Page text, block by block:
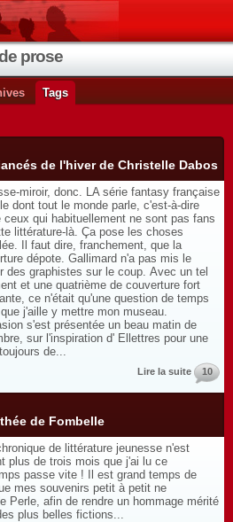
prose
Tags
de l'hiver de Christelle Dabos
miroir, donc. LA série fantasy française
dont tout le monde parle, c'est-à-dire
ceux qui habituellement ne sont pas fans
littérature-là. Ça pose les choses
Il faut dire, franchement, que la
dépote. Gallimard n'a pas mis le
des graphistes sur le coup. Avec un tel
et une quatrième de couverture fort
ce n'était qu'une question de temps
j'aille y mettre mon museau.
s'est présentée un beau matin de
sur l'inspiration d' Ellettres pour une
de...
Lire la suite 10
de Fombelle
de littérature jeunesse n'est
plus de trois mois que j'ai lu ce
passe vite ! Il est grand temps de
mes souvenirs petit à petit ne
Perle, afin de rendre un hommage mérité
plus belles fictions...